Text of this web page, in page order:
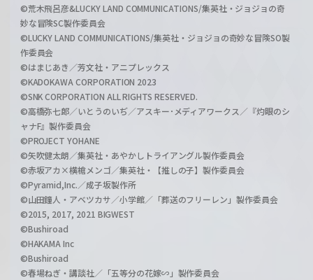
©荒木飛呂彦&LUCKY LAND COMMUNICATIONS/集英社・ジョジョの奇
妙な冒険SC製作委員会
©LUCKY LAND COMMUNICATIONS/集英社・ジョジョの奇妙な冒険SO製
作委員会
©はまじあき／芳文社・アニプレックス
©KADOKAWA CORPORATION 2023
©SNK CORPORATION ALL RIGHTS RESERVED.
©高橋弥七郎／いとうのいぢ／アスキー･メディアワークス／『灼眼のシ
ャナF』製作委員会
©PROJECT YOHANE
©矢吹健太朗／集英社・あやかしトライアングル製作委員会
©赤坂アカ×横槍メンゴ／集英社・【推しの子】製作委員会
©Pyramid,Inc.／成子坂製作所
©山田鐘人・アベツカサ／小学館／「葬送のフリーレン」製作委員会
©2015, 2017, 2021 BIGWEST
©Bushiroad
©HAKAMA Inc
©Bushiroad
©春場ねぎ・講談社／「五等分の花嫁∽」製作委員会